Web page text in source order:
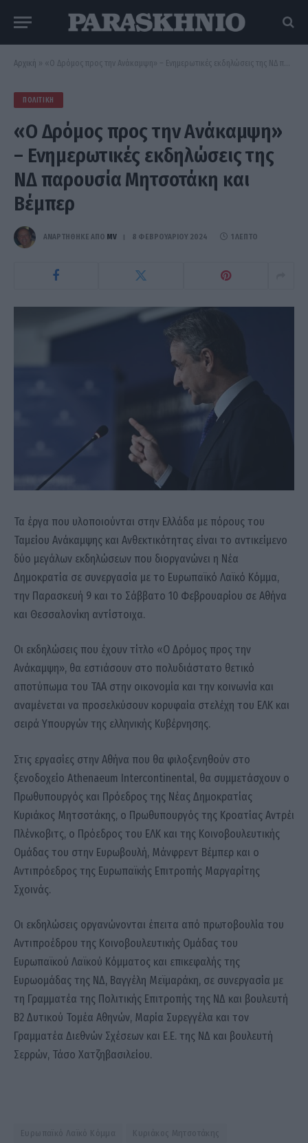
Αρχική » «Ο Δρόμος προς την Ανάκαμψη» – Ενημερωτικές εκδηλώσεις της ΝΔ παρουσία Μητσοτάκη και Βέμπερ
ΠΟΛΙΤΙΚΉ
«Ο Δρόμος προς την Ανάκαμψη»
– Ενημερωτικές εκδηλώσεις της
ΝΔ παρουσία Μητσοτάκη και
Βέμπερ
ΑΝΑΡΤΗΘΗΚΕ ΑΠΟ MV 8 ΦΕΒΡΟΥΑΡΊΟΥ 2024 1 ΛΕΠΤΌ
Τα έργα που υλοποιούνται στην Ελλάδα με πόρους του
Ταμείου Ανάκαμψης και Ανθεκτικότητας είναι το αντικείμενο
δύο μεγάλων εκδηλώσεων που διοργανώνει η Νέα
Δημοκρατία σε συνεργασία με το Ευρωπαϊκό Λαϊκό Κόμμα,
την Παρασκευή 9 και το Σάββατο 10 Φεβρουαρίου σε Αθήνα
και Θεσσαλονίκη αντίστοιχα.
Οι εκδηλώσεις που έχουν τίτλο «Ο Δρόμος προς την
Ανάκαμψη», θα εστιάσουν στο πολυδιάστατο θετικό
αποτύπωμα του ΤΑΑ στην οικονομία και την κοινωνία και
αναμένεται να προσελκύσουν κορυφαία στελέχη του ΕΛΚ και
σειρά Υπουργών της ελληνικής Κυβέρνησης.
Στις εργασίες στην Αθήνα που θα φιλοξενηθούν στο
ξενοδοχείο Athenaeum Intercontinental, θα συμμετάσχουν ο
Πρωθυπουργός και Πρόεδρος της Νέας Δημοκρατίας
Κυριάκος Μητσοτάκης, ο Πρωθυπουργός της Κροατίας Αντρέι
Πλένκοβιτς, ο Πρόεδρος του ΕΛΚ και της Κοινοβουλευτικής
Ομάδας του στην Ευρωβουλή, Μάνφρεντ Βέμπερ και ο
Αντιπρόεδρος της Ευρωπαϊκής Επιτροπής Μαργαρίτης
Σχοινάς.
Οι εκδηλώσεις οργανώνονται έπειτα από πρωτοβουλία του
Αντιπροέδρου της Κοινοβουλευτικής Ομάδας του
Ευρωπαϊκού Λαϊκού Κόμματος και επικεφαλής της
Ευρωομάδας της ΝΔ, Βαγγέλη Μεϊμαράκη, σε συνεργασία με
τη Γραμματέα της Πολιτικής Επιτροπής της ΝΔ και βουλευτή
Β2 Δυτικού Τομέα Αθηνών, Μαρία Συρεγγέλα και τον
Γραμματέα Διεθνών Σχέσεων και Ε.Ε. της ΝΔ και βουλευτή
Σερρών, Τάσο Χατζηβασιλείου.
Ευρωπαϊκό Λαϊκό Κόμμα Κυριάκος Μητσοτάκης